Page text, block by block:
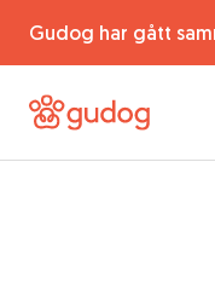
Gudog har gått